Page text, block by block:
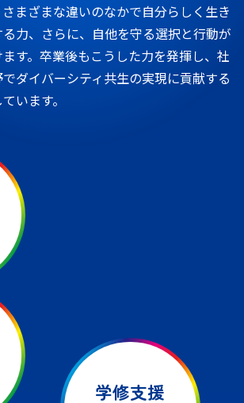
まざまな違いのなかで自分らしく生き
力、さらに、自他を守る選択と行動が
す。卒業後もこうした力を発揮し、社
ダイバーシティ共生の実現に貢献する
います。
学修支援